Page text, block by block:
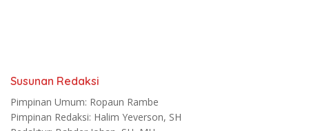
Susunan Redaksi
Pimpinan Umum: Ropaun Rambe
Pimpinan Redaksi: Halim Yeverson, SH